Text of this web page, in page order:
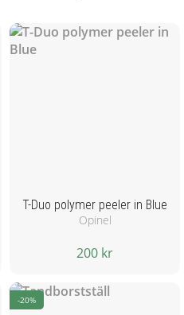
T-Duo polymer peeler in Blue
Opinel
200 kr
-20%